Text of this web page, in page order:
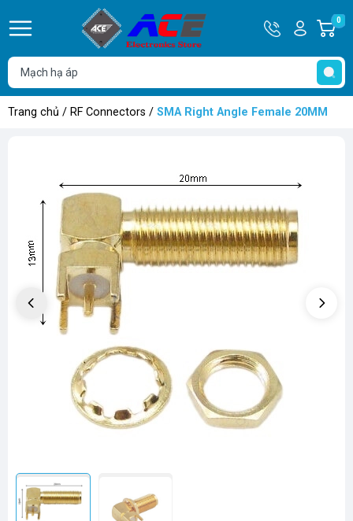
Hotline
0932
762514
Tài
khoản
Hello,
Khách
0
Trang chủ / RF Connectors / SMA Right Angle Female 20MM